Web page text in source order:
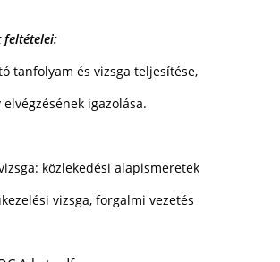
feltételei:
tanfolyam és vizsga teljesítése,
igazolása.
közlekedési alapismeretek
vizsga, forgalmi vezetés